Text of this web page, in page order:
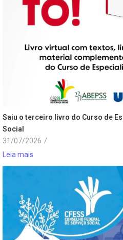
Saiu o terceiro livro do Curso de
Social
31/07/2026 /
Leia mais